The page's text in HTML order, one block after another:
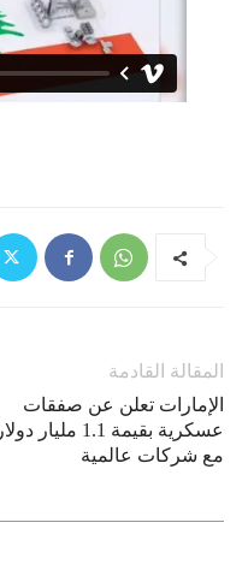
المقالة القادمة
الإمارات تعلن عن صفقات
عسكرية بقيمة 1.1 مليار دولار
مع شركات عالمية